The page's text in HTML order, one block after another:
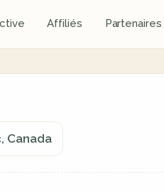
Affiliés Partenaires
Canada